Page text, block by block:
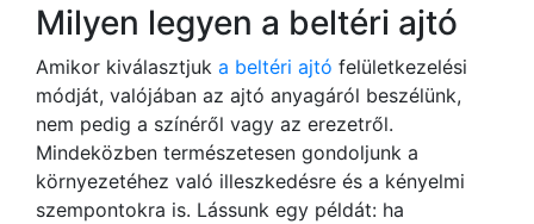
Milyen legyen a beltéri ajtó
Amikor kiválasztjuk a beltéri ajtó felületkezelési
módját, valójában az ajtó anyagáról beszélünk,
nem pedig a színéről vagy az erezetről.
Mindeközben természetesen gondoljunk a
környezetéhez való illeszkedésre és a kényelmi
szempontokra is. Lássunk egy példát: ha